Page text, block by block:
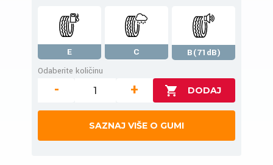
E C
B(71dB)
Odaberite količinu
- +
SAZNAJ VIŠE O GUMI